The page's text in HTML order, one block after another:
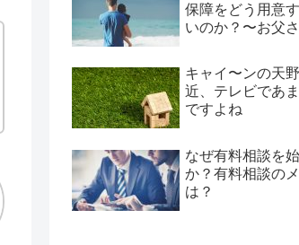
保障をどう用意
いのか？〜お父
キャイ〜ンの天
近、テレビであ
ですよね
なぜ有料相談を
か？有料相談の
は？